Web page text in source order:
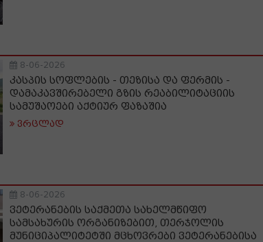
8-06-2026
კასპის სოფლების - თეზისა და ფერმის -
დამაკავშირებელი გზის რეაბილიტაციის
სამუშაოები აქტიურ ფაზაშია
ვრცლად
8-06-2026
ვეტერანების საქმეთა სახელმწიფო
სამსახურის ორგანიზებით, თერჯოლის
მუნიციპალიტეტში მცხოვრები ვეტერანებისა